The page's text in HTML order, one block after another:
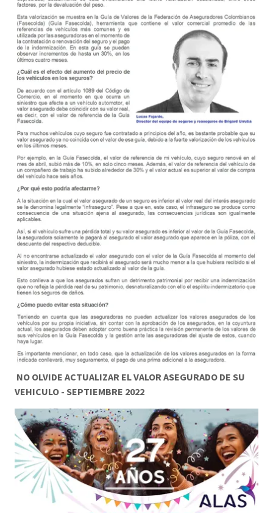
NO OLVIDE ACTUALIZAR EL VALOR ASEGURADO DE SU
VEHICULO - SEPTIEMBRE 2022